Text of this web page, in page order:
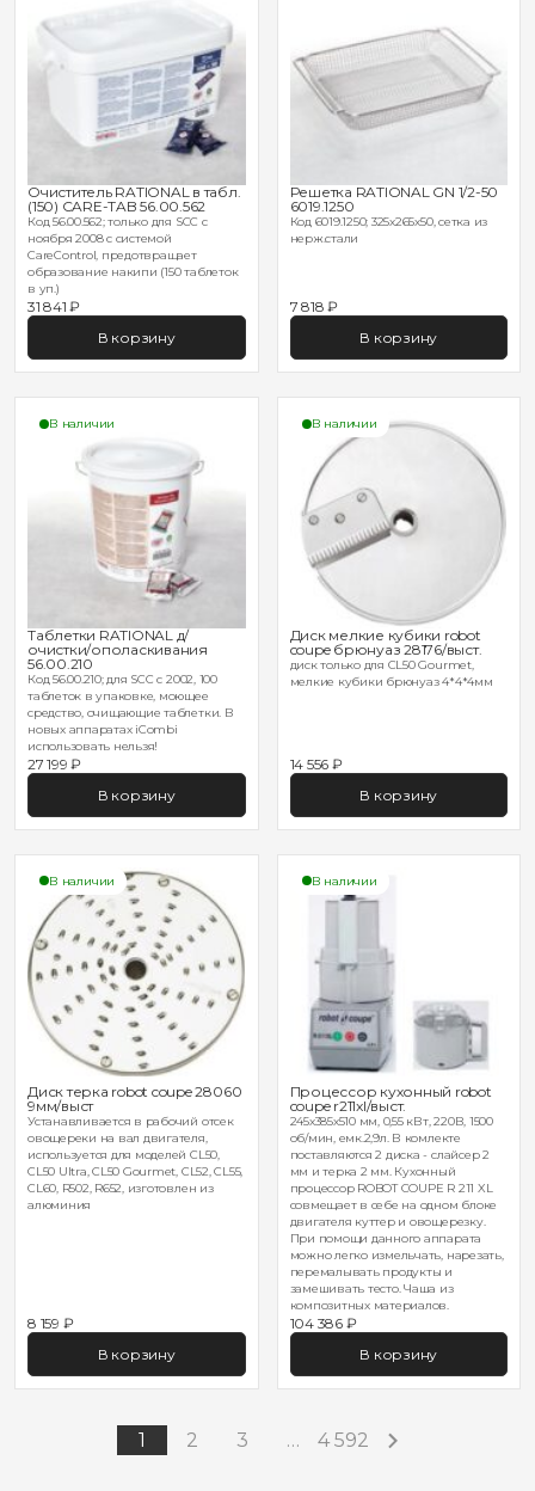
Очиститель RATIONAL в табл.
(150) CARE-TAB 56.00.562
Код 56.00.562; только для SCC с
ноября 2008 с системой
CareControl, предотвращает
образование накипи (150 таблеток
в уп.)
31 841 ₽
В корзину
Решетка RATIONAL GN 1/2-50
6019.1250
Код 6019.1250; 325х265х50, сетка из
нерж.стали
7 818 ₽
В корзину
В наличии
Таблетки RATIONAL д/
очистки/ополаскивания
56.00.210
Код 56.00.210; для SCC с 2002, 100
таблеток в упаковке, моющее
средство, очищающие таблетки. В
новых аппаратах iCombi
использовать нельзя!
27 199 ₽
В корзину
В наличии
Диск мелкие кубики robot
coupe брюнуаз 28176/выст.
диск только для CL50 Gourmet,
мелкие кубики брюнуаз 4*4*4мм
14 556 ₽
В корзину
В наличии
Диск терка robot coupe 28060
9мм/выст
Устанавливается в рабочий отсек
овощереки на вал двигателя,
используется для моделей CL50,
CL50 Ultra, CL50 Gourmet, CL52, CL55,
CL60, R502, R652, изготовлен из
алюминия
8 159 ₽
В корзину
В наличии
Процессор кухонный robot
coupe r211xl/выст.
245х385х510 мм, 0,55 кВт, 220В, 1500
об/мин, емк.2,9л. В комлекте
поставляются 2 диска - слайсер 2
мм и терка 2 мм. Кухонный
процессор ROBOT COUPE R 211 XL
совмещает в себе на одном блоке
двигателя куттер и овощерезку.
При помощи данного аппарата
можно легко измельчать, нарезать,
перемалывать продукты и
замешивать тесто. Чаша из
композитных материалов.
104 386 ₽
В корзину
1 2 3 … 4 592